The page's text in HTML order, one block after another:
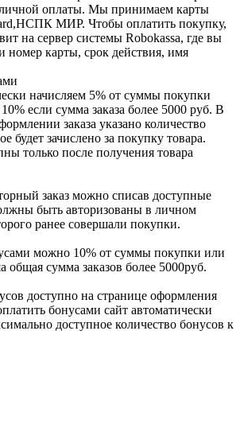
оплаты. Мы принимаем карты
МИР. Чтобы оплатить покупку,
на сервер системы Robokassa, где вы
номер карты, срок действия, имя
начисляем 5% от суммы покупки
если сумма заказа более 5000 руб. В
заказа указано количество
будет зачислено за покупку товара.
только после получения товара
заказ можно списав доступные
быть авторизованы в личном
ранее совершали покупки.
можно 10% от суммы покупки или
общая сумма заказов более 5000руб.
доступно на странице оформления
бонусами сайт автоматически
доступное количество бонусов к